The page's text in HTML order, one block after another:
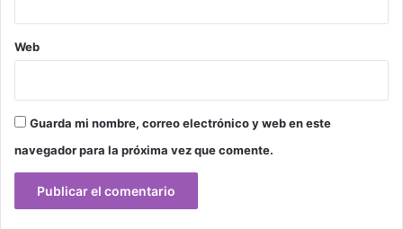
Web
Guarda mi nombre, correo electrónico y web en este
navegador para la próxima vez que comente.